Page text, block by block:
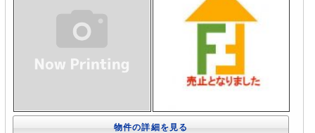
物件の詳細を見る